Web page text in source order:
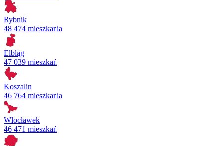
Rybnik
48 474 mieszkania
Elbląg
47 039 mieszkań
Koszalin
46 764 mieszkania
Włocławek
46 471 mieszkań